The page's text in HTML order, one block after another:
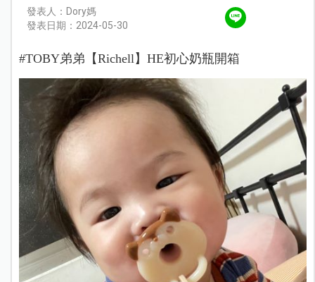
發表人：Dory媽
發表日期：2024-05-30
#TOBY弟弟【Richell】HE初心奶瓶開箱